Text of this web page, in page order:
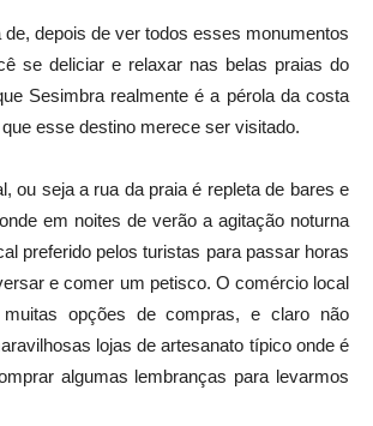
de, depois de ver todos esses monumentos
se deliciar e relaxar nas belas praias do
Sesimbra realmente é a pérola da costa
esse destino merece ser visitado.
ou seja a rua da praia é repleta de bares e
em noites de verão a agitação noturna
preferido pelos turistas para passar horas
e comer um petisco. O comércio local
muitas opções de compras, e claro não
lojas de artesanato típico onde é
algumas lembranças para levarmos